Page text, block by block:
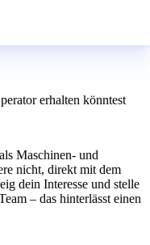
erhalten könntest
Maschinen- und
nicht, direkt mit dem
dein Interesse und stelle
– das hinterlässt einen